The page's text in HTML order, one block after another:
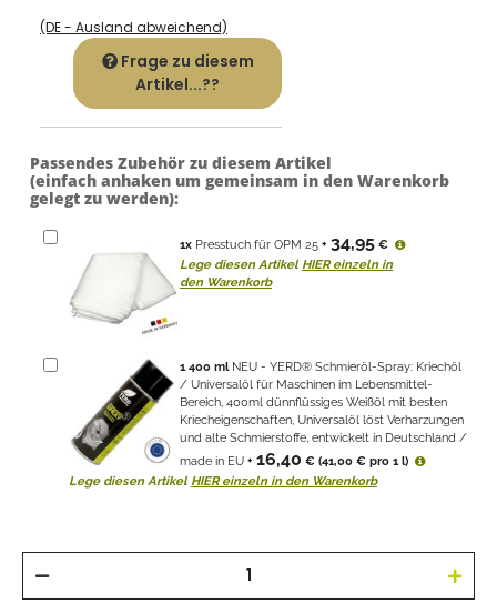
(DE - Ausland abweichend)
Frage zu diesem
Artikel...??
Passendes Zubehör zu diesem Artikel
(einfach anhaken um gemeinsam in den Warenkorb
gelegt zu werden):
1x Presstuch für OPM 25 + 34,95 €
Lege diesen Artikel HIER einzeln in
den Warenkorb
1 400 ml NEU - YERD® Schmieröl-Spray: Kriechöl
/ Universalöl für Maschinen im Lebensmittel-
Bereich, 400ml dünnflüssiges Weißöl mit besten
Kriecheigenschaften, Universalöl löst Verharzungen
und alte Schmierstoffe, entwickelt in Deutschland /
made in EU + 16,40 € (41,00 € pro 1 l)
Lege diesen Artikel HIER einzeln in den Warenkorb